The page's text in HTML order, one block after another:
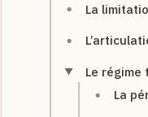
La
Le
La